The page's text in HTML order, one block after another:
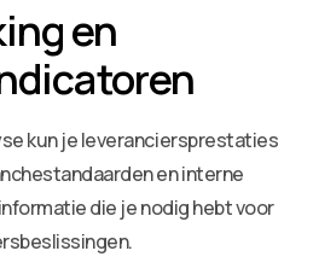
en
kun je leveranciersprestaties
en interne
die je nodig hebt voor